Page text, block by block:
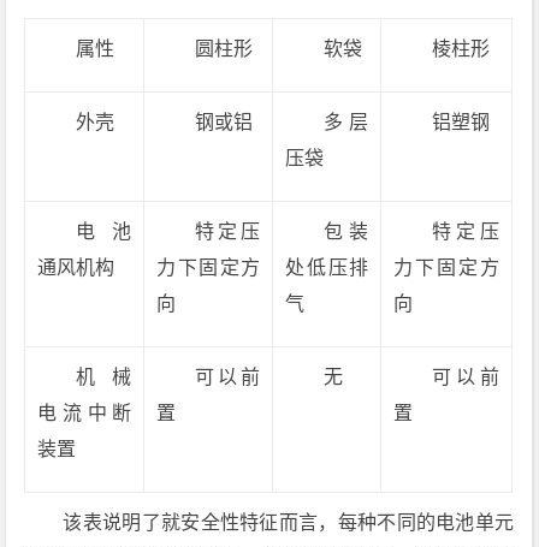
属性 圆柱形 软袋 棱柱形
外壳 钢或铝
多层
压袋
铝塑钢
电池
通风机构
特定压
力下固定方
向
包装
处低压排
气
特定压
力下固定方
向
机械
电流中断
装置
可以前
置
无
可以前
置
该表说明了就安全性特征而言，每种不同的电池单元